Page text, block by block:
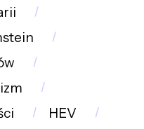
HEV